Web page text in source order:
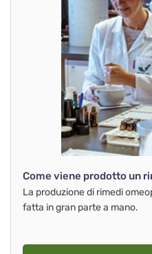
Come viene prodotto un
La produzione di rimedi
fatta in gran parte a mano.